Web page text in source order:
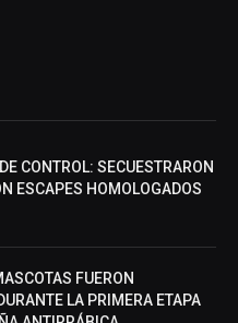
CONTROL: SECUESTRARON
ESCAPES HOMOLOGADOS
FUERON
LA PRIMERA ETAPA